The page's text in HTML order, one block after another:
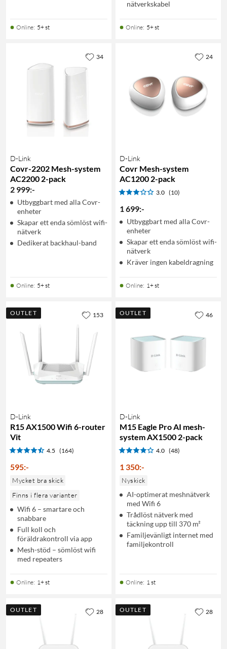
Online: 5+ st
nätverkskabel
Online: 5+ st
D-Link
Covr-2202 Mesh-system
AC2200 2-pack
2 999:-
Utbyggbart med alla Covr-
enheter
Skapar ett enda sömlöst wifi-
nätverk
Dedikerat backhaul-band
Online: 5+ st
34
D-Link
Covr Mesh-system
AC1200 2-pack
3.0 (10)
1 699:-
Utbyggbart med alla Covr-
enheter
Skapar ett enda sömlöst wifi-
nätverk
Kräver ingen kabeldragning
Online: 1+ st
24
OUTLET
D-Link
R15 AX1500 Wifi 6-router
Vit
4.5 (164)
595:-
Mycket bra skick
Finns i flera varianter
Wifi 6 – smartare och
snabbare
Full koll och
föräldrakontroll via app
Mesh-stöd – sömlöst wifi
med repeaters
Online: 1+ st
153 OUTLET
D-Link
M15 Eagle Pro AI mesh-
system AX1500 2-pack
4.0 (48)
1 350:-
Nyskick
AI-optimerat meshnätverk
med Wifi 6
Trådlöst nätverk med
täckning upp till 370 m²
Familjevänligt internet med
familjekontroll
Online: 1 st
46
OUTLET 28 OUTLET 28